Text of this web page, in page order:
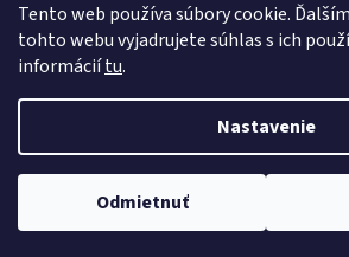
Tento web používa súbory cookie.
tohto webu vyjadrujete súhlas s ich
informáciítu.
Nastavenie
Odmietnuť
Nová registrácia Zabudnuté heslo
Vytvoril Shoptet
Copyright 2026jaspack.sk . Všetky